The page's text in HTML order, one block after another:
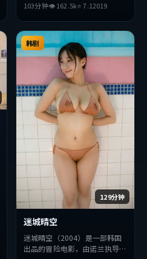
·墨菲等主演。影片在叙事与
视听上力求突破，探讨人性与抉
择，节奏张弛有度，适合喜欢该
类型的观众完整观看。
103分钟👁162.5k⭐7.12019
129分钟
韩剧
迷城晴空
迷城晴空（2004）是一部韩国
出品的冒险电影，由诺兰执导，